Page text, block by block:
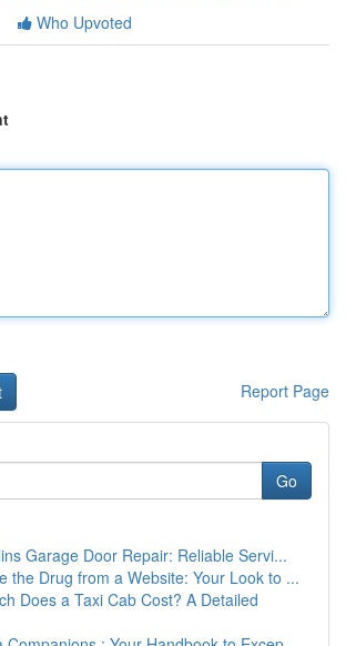
Who Upvoted
Report Page
Go
Garage Door Repair: Reliable Servi...
the Drug from a Website: Your Look to ...
Does a Taxi Cab Cost? A Detailed